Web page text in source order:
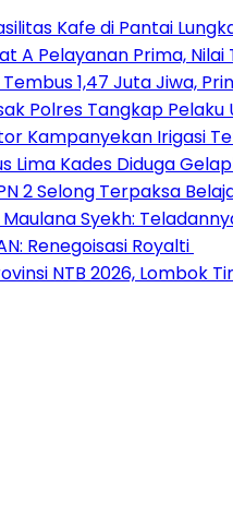
Kafe di Pantai
A Pelayanan Prima,
1,47 Juta Jiwa,
Polres Tangkap
Kampanyekan Irigasi
Lima Kades Diduga
2 Selong Terpaksa
Syekh:
Renegoisasi Royalti
NTB 2026, Lombok